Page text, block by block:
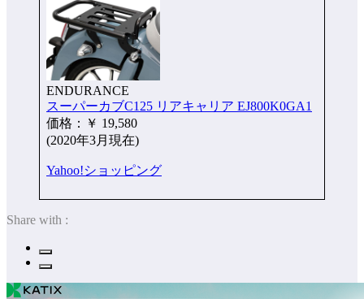
ENDURANCE
スーパーカブC125 リアキャリア EJ800K0GA1
価格：￥ 19,580
(2020年3月現在)
Yahoo!ショッピング
Share with :